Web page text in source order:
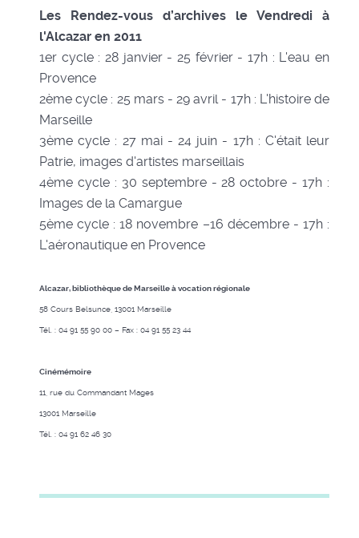
Les Rendez-vous d’archives le Vendredi à
l'Alcazar en 2011
1er cycle : 28 janvier - 25 février - 17h : L'eau en
Provence
2ème cycle : 25 mars - 29 avril - 17h : L'histoire de
Marseille
3ème cycle : 27 mai - 24 juin - 17h : C'était leur
Patrie, images d'artistes marseillais
4ème cycle : 30 septembre - 28 octobre - 17h :
Images de la Camargue
5ème cycle : 18 novembre –16 décembre - 17h :
L'aéronautique en Provence
Alcazar, bibliothèque de Marseille à vocation régionale
58 Cours Belsunce, 13001 Marseille
Tél. : 04 91 55 90 00 – Fax : 04 91 55 23 44
Cinémémoire
11, rue du Commandant Mages
13001 Marseille
Tél. : 04 91 62 46 30